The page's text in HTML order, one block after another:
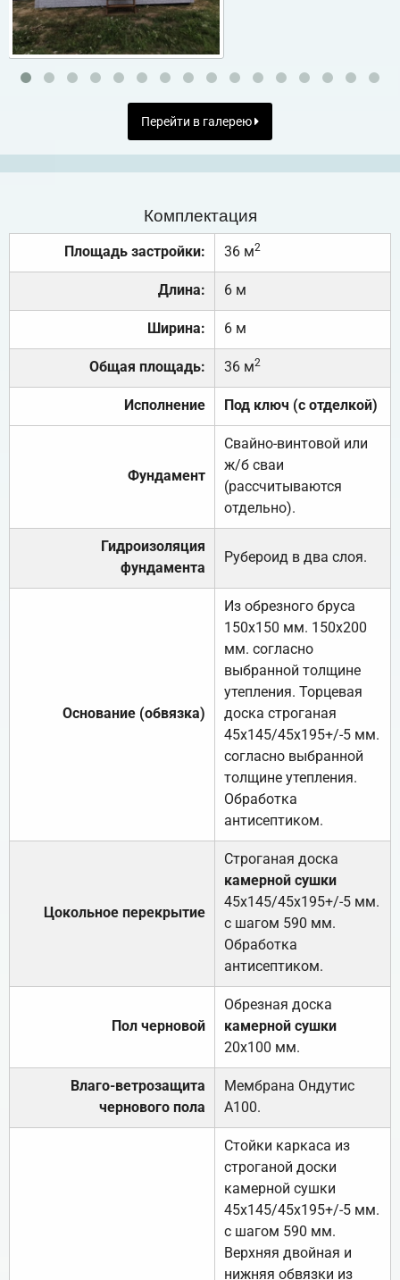
Перейти в галерею
Комплектация
Площадь застройки: 36 м2
Длина: 6 м
Ширина: 6 м
Общая площадь: 36 м2
Исполнение Под ключ (с отделкой)
Фундамент
Свайно-винтовой или
ж/б сваи
(рассчитываются
отдельно).
Гидроизоляция
фундамента
Рубероид в два слоя.
Основание (обвязка)
Из обрезного бруса
150х150 мм. 150х200
мм. согласно
выбранной толщине
утепления. Торцевая
доска строганая
45х145/45х195+/-5 мм.
согласно выбранной
толщине утепления.
Обработка
антисептиком.
Цокольное перекрытие
Строганая доска
камерной сушки
45х145/45х195+/-5 мм.
с шагом 590 мм.
Обработка
антисептиком.
Пол черновой
Обрезная доска
камерной сушки
20х100 мм.
Влаго-ветрозащита
чернового пола
Мембрана Ондутис
А100.
Стойки каркаса из
строганой доски
камерной сушки
45х145/45х195+/-5 мм.
с шагом 590 мм.
Верхняя двойная и
нижняя обвязки из